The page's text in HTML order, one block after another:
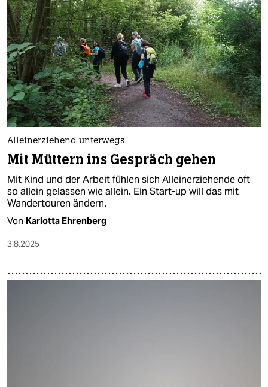
Alleinerziehend unterwegs
Mit Müttern ins Gespräch gehen
Mit Kind und der Arbeit fühlen sich Alleinerziehende oft
so allein gelassen wie allein. Ein Start-up will das mit
Wandertouren ändern.
Von Karlotta Ehrenberg
3.8.2025